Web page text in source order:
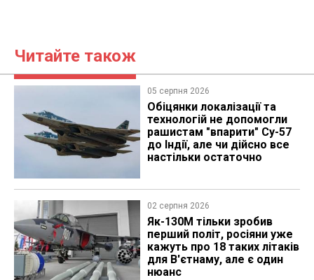
Читайте також
05 серпня 2026
Обіцянки локалізації та
технологій не допомогли
рашистам "впарити" Су-57
до Індії, але чи дійсно все
настільки остаточно
02 серпня 2026
Як-130М тільки зробив
перший політ, росіяни уже
кажуть про 18 таких літаків
для В'єтнаму, але є один
нюанс